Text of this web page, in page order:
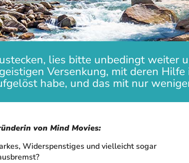
lies bitte unbedingt weiter
Versenkung, mit deren
habe, und das mit nur
von Mind Movies:
Widerspenstiges und vielleicht sogar